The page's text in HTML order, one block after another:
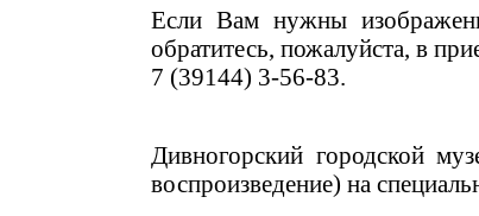
Если Вам нужны
обратитесь, пожалуйста, в
7 (39144) 3-56-83.
Дивногорский городской
воспроизведение) на